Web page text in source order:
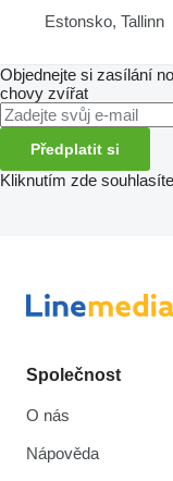
Estonsko, Tallinn
Objednejte si zasílání
chovy zvířat
Předplatit si
Kliknutím zde
Společnost
O nás
Nápověda